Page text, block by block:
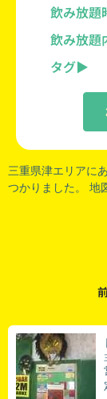
飲み放題
飲み放題
タグ
三重県津エリアに
つかりました。 地